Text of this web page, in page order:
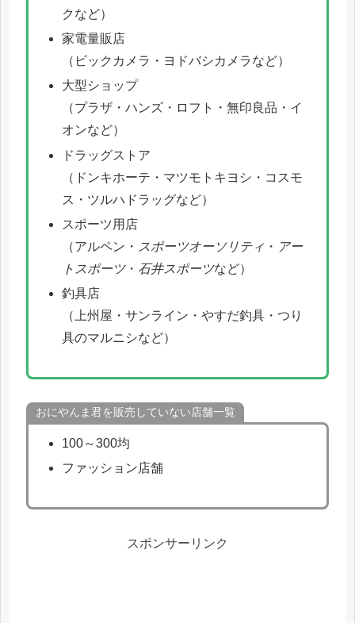
クなど）
家電量販店
（ビックカメラ・ヨドバシカメラなど）
大型ショップ
（プラザ・ハンズ・ロフト・無印良品・イ
オンなど）
ドラッグストア
（ドンキホーテ・マツモトキヨシ・コスモ
ス・ツルハドラッグなど）
スポーツ用店
（アルペン・ スポーツオーソリティ ・ アー
トスポーツ・ 石井スポーツなど）
釣具店
（上州屋・サンライン・やすだ釣具・つり
具のマルニシなど）
おにやんま君を販売していない店舗一覧
100～300均
ファッション店舗
スポンサーリンク